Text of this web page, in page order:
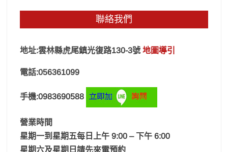
聯絡我們
地址:雲林縣虎尾鎮光復路130-3號地圖導引
電話:056361099
手機:0983690588
營業時間
星期一到星期五每日上午 9:00 – 下午 6:00
星期六及星期日請先來電預約